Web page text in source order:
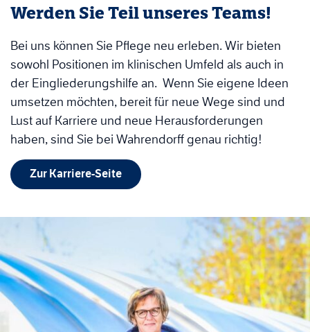
Werden Sie Teil unseres Teams!
Bei uns können Sie Pflege neu erleben. Wir bieten
sowohl Positionen im klinischen Umfeld als auch in
der Eingliederungshilfe an. Wenn Sie eigene Ideen
umsetzen möchten, bereit für neue Wege sind und
Lust auf Karriere und neue Herausforderungen
haben, sind Sie bei Wahrendorff genau richtig!
Zur Karriere-Seite